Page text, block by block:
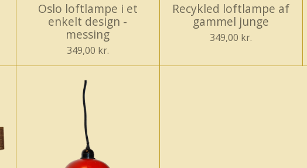
Oslo loftlampe i et
enkelt design -
messing
349,00 kr.
Recykled loftlampe af
gammel junge
349,00 kr.